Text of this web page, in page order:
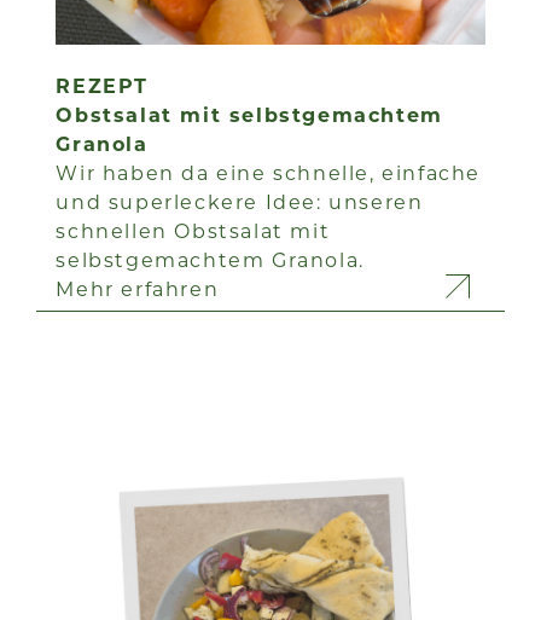
REZEPT
Obstsalat mit selbstgemachtem
Granola
Wir haben da eine schnelle, einfache
und superleckere Idee: unseren
schnellen Obstsalat mit
selbstgemachtem Granola.
Mehr erfahren